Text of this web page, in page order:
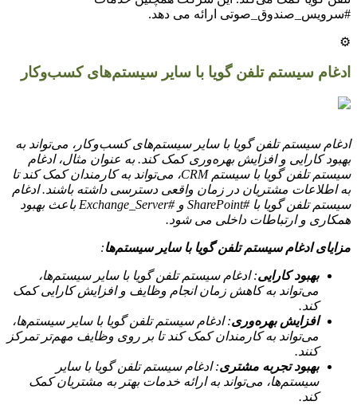
#سرویس_صندوق_صوتی ارائه می دهد.
⚙️
ادغام سیستم تلفن گویا با سایر سیستم‌های کسب‌وکار
ادغام سیستم تلفن گویا با سایر سیستم‌های کسب‌وکار، می‌تواند به
بهبود کارایی و افزایش بهره‌وری کمک کند. به عنوان مثال، ادغام
سیستم تلفن گویا با سیستم CRM، می‌تواند به کارمندان کمک کند تا
به اطلاعات مشتریان در زمان واقعی دسترسی داشته باشند. ادغام
سیستم تلفن گویا با #SharePoint و #Exchange_Server باعث بهبود
همکاری و ارتباطات داخلی می شود.
مزایای ادغام سیستم تلفن گویا با سایر سیستم‌ها:
بهبود کارایی: ادغام سیستم تلفن گویا با سایر سیستم‌ها،
می‌تواند به کاهش زمان انجام وظایف و افزایش کارایی کمک
کند.
افزایش بهره‌وری: ادغام سیستم تلفن گویا با سایر سیستم‌ها،
می‌تواند به کارمندان کمک کند تا بر روی وظایف مهم‌تر تمرکز
کنند.
بهبود تجربه مشتری: ادغام سیستم تلفن گویا با سایر
سیستم‌ها، می‌تواند به ارائه خدمات بهتر به مشتریان کمک
کند.